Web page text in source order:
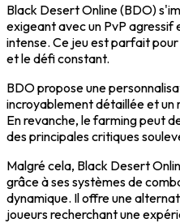
Black Desert Online(BDO)
exigeantavec un PvP agressif
intense. Ce jeu est parfait
et le défi constant.
BDO propose une
incroyablement détailléeet un
En revanche, lefarmingpeut
des principales critiques
Malgré cela, Black Desert
grâce à sessystèmes de
dynamique. Il offre une
joueurs recherchant une